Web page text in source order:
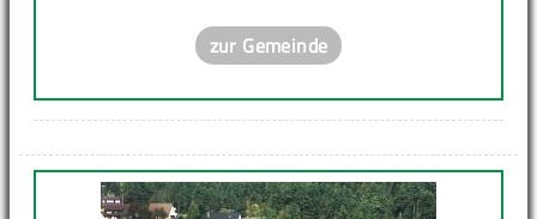
zur Gemeinde